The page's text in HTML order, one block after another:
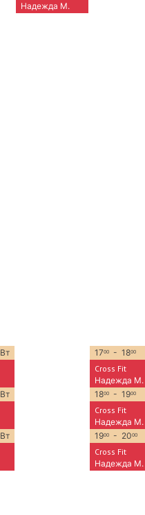
Надежда М.
Вт
1700 - 1800
Cross Fit
Надежда М.
Вт
1800 - 1900
Cross Fit
Надежда М.
Вт
1900 - 2000
Cross Fit
Надежда М.